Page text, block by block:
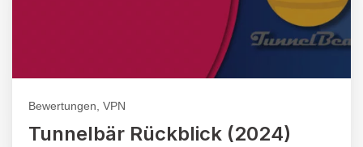
Bewertungen, VPN
Tunnelbär Rückblick (2024)